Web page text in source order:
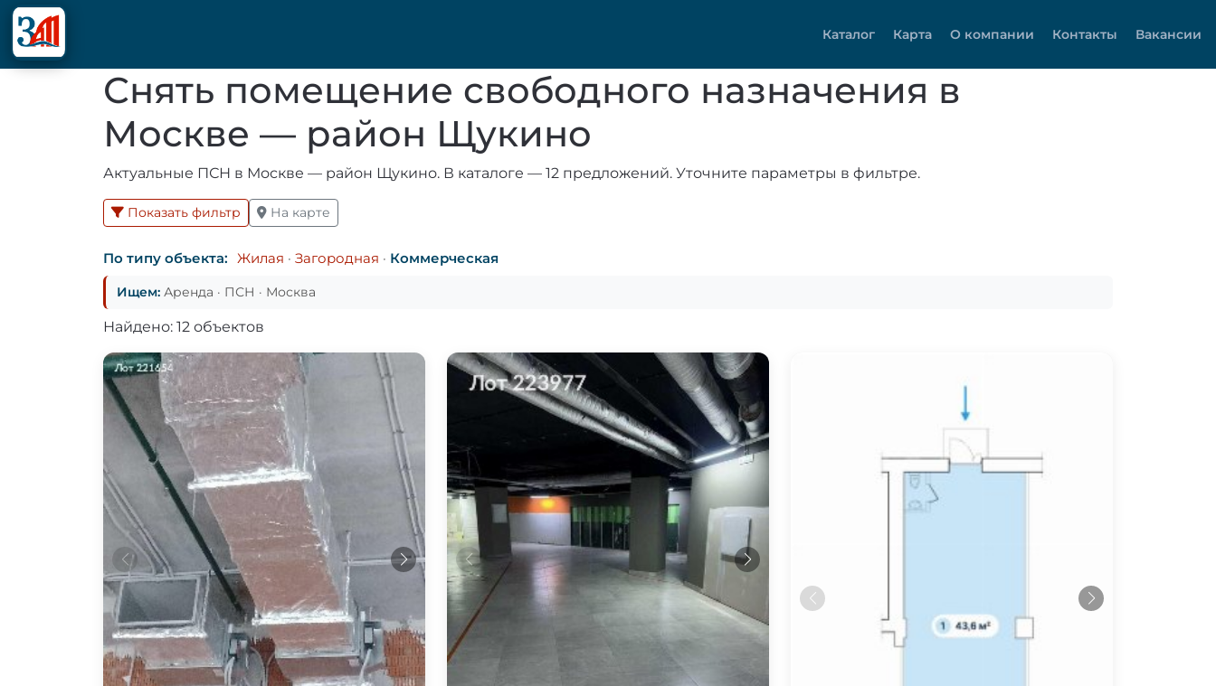
Каталог Карта О компании Контакты Вакансии
Снять помещение свободного назначения в
Москве — район Щукино
Актуальные ПСН в Москве — район Щукино. В каталоге — 12 предложений. Уточните параметры в фильтре.
Показать фильтр На карте
По типу объекта: Жилая · Загородная · Коммерческая
Ищем: Аренда · ПСН · Москва
Найдено: 12 объектов